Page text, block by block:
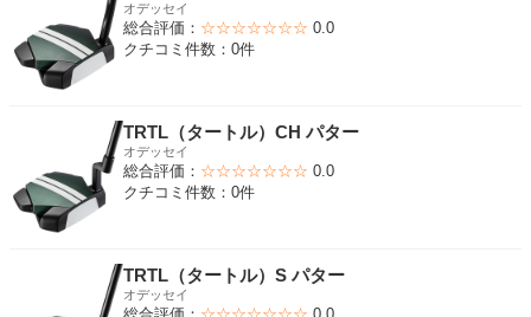
オデッセイ
総合評価： ☆☆☆☆☆☆☆ 0.0
クチコミ件数：0件
TRTL（タートル）CH パター
オデッセイ
総合評価： ☆☆☆☆☆☆☆ 0.0
クチコミ件数：0件
TRTL（タートル）S パター
オデッセイ